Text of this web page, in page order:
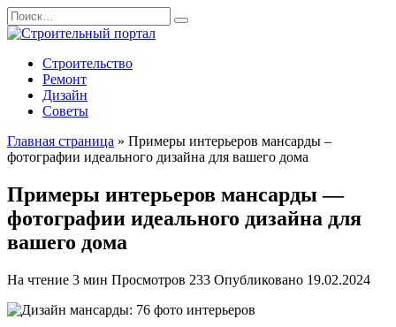
Перейти
к
содержанию
Search
for:
Строительство
Ремонт
Дизайн
Советы
Главная страница » Примеры интерьеров мансарды –
фотографии идеального дизайна для вашего дома
Примеры интерьеров мансарды —
фотографии идеального дизайна для
вашего дома
На чтение 3 мин Просмотров 233 Опубликовано 19.02.2024